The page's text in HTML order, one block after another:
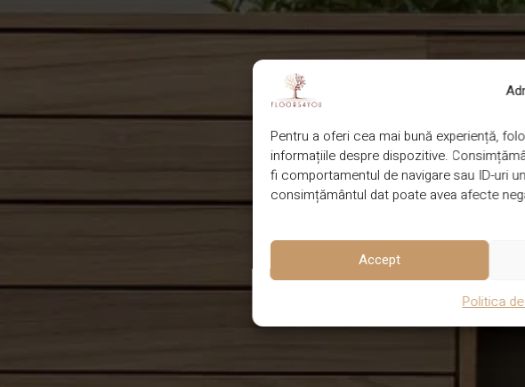
Pentru a oferi cea mai bună experiență,
informațiile despre dispozitive.
fi comportamentul de navigare sau ID-uri
consimțământul dat poate avea afecte
Accept
Politica